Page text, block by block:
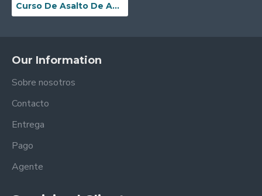
Curso De Asalto De Agua Inflable
Our Information
Sobre nosotros
Contacto
Entrega
Pago
Agente